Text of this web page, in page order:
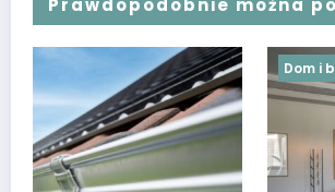
PARTNER PORTALU
Prawdopodobnie można